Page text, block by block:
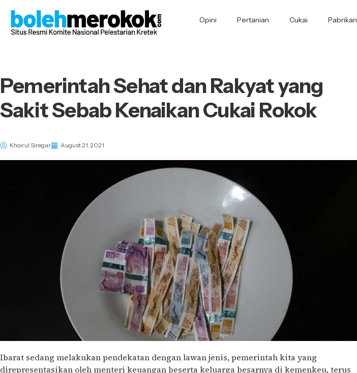
Opini Pertanian Cukai Pabrikan
Pemerintah Sehat dan Rakyat yang
Sakit Sebab Kenaikan Cukai Rokok
Khoirul Siregar August 21, 2021
Ibarat sedang melakukan pendekatan dengan lawan jenis, pemerintah kita yang
direpresentasikan oleh menteri keuangan beserta keluarga besarnya di kemenkeu, terus